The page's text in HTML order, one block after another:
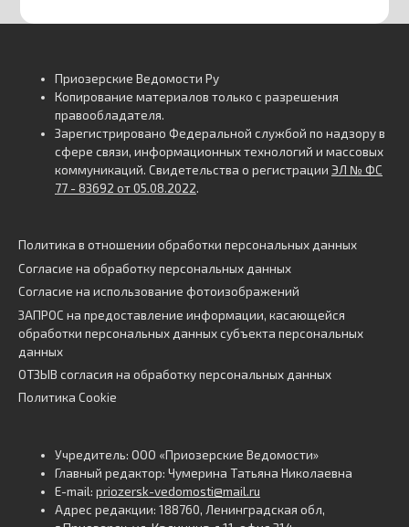
Приозерские Ведомости Ру
Копирование материалов только с разрешения
правообладателя.
Зарегистрировано Федеральной службой по надзору в
сфере связи, информационных технологий и массовых
коммуникаций. Свидетельства о регистрации ЭЛ № ФС
77 - 83692 от 05.08.2022.
Политика в отношении обработки персональных данных
Согласие на обработку персональных данных
Согласие на использование фотоизображений
ЗАПРОС на предоставление информации, касающейся
обработки персональных данных субъекта персональных
данных
ОТЗЫВ согласия на обработку персональных данных
Политика Cookie
Учредитель: ООО «Приозерские Ведомости»
Главный редактор: Чумерина Татьяна Николаевна
E-mail: priozersk-vedomosti@mail.ru
Адрес редакции: 188760, Ленинградская обл,